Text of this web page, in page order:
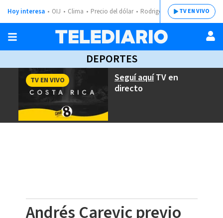
Hoy interesa OIJ Clima Precio del dólar Rodrigo ChavesTV EN VIVO
DEPORTES
Seguí aquíTV en
directo
TV EN VIVO
Andrés Carevic previo